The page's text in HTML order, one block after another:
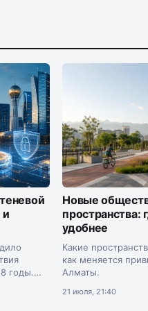
годы.
Новые
пространства:
удобнее
Какие
как меняется
Алматы.
21 июля, 21:40